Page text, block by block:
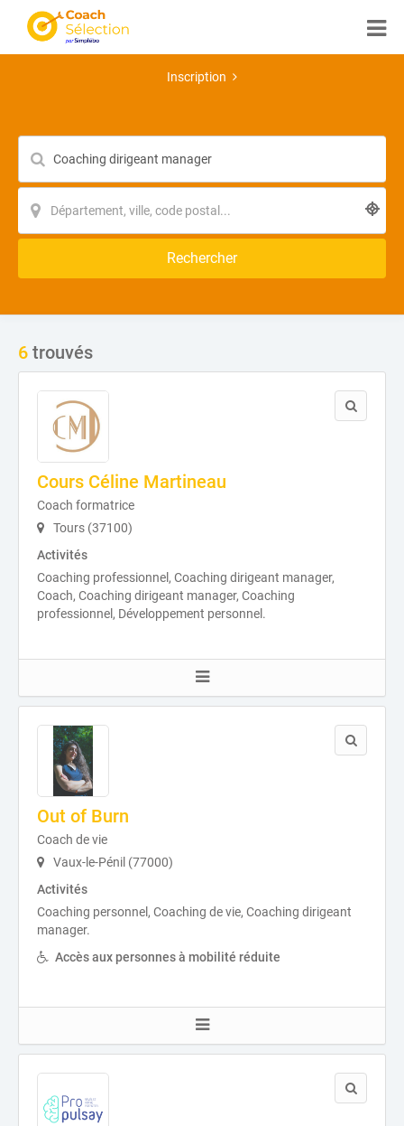
Inscription
Rechercher
6 trouvés
Cours Céline Martineau
Coach formatrice
Tours (37100)
Activités
Coaching professionnel, Coaching dirigeant manager,
Coach, Coaching dirigeant manager, Coaching
professionnel, Développement personnel.
Out of Burn
Coach de vie
Vaux-le-Pénil (77000)
Activités
Coaching personnel, Coaching de vie, Coaching dirigeant
manager.
Accès aux personnes à mobilité réduite